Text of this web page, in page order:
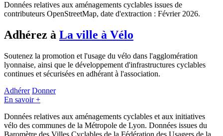
Données relatives aux aménagements cyclables issues de
contributeurs OpenStreetMap, date d'extraction : Février 2026.
Adhérez à La ville à Vélo
Soutenez la promotion et l'usage du vélo dans l'agglomération
lyonnaise, ainsi que le développement d'infrastructures cyclables
continues et sécurisées en adhérant à l'association.
Adhérer Donner
En savoir +
Données relatives aux aménagements cyclables et aux initiatives
vélo des communes de la Métropole de Lyon. Données issues du